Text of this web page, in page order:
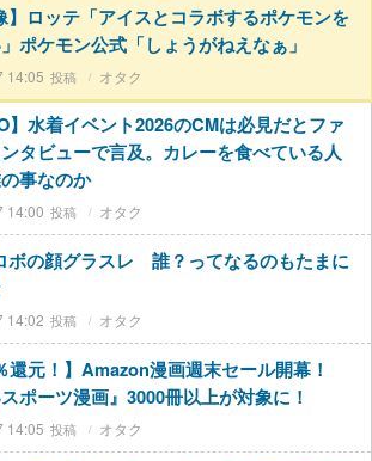
】ロッテ「アイスとコラボするポケモンを
ポケモン公式「しょうがねえなぁ」
14:05 オタク
】水着イベント2026のCMは必見だとファ
タビューで言及。カレーを食べている人
事なのか
14:00 オタク
ボの顔グラスレ 誰？ってなるのもたまに
14:02 オタク
還元！】Amazon漫画週末セール開幕！
スポーツ漫画』3000冊以上が対象に！
14:05 オタク